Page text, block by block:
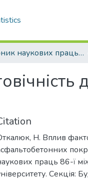
Збірник наукових праць 86-ї міжнародної наукової конференції студентів університету. Секція Будівництво та експлуатація автомобільних доріг
Н. Вплив
праць 86-ї
Секція: